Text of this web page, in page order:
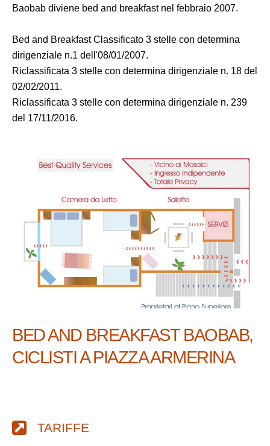
Baobab diviene bed and breakfast nel febbraio 2007.
Bed and Breakfast Classificato 3 stelle con determina
dirigenziale n.1 dell'08/01/2007.
Riclassificata 3 stelle con determina dirigenziale n. 18 del
02/02/2011.
Riclassificata 3 stelle con determina dirigenziale n. 239
del 17/11/2016.
BED AND BREAKFAST BAOBAB,
CICLISTI A PIAZZA ARMERINA
TARIFFE